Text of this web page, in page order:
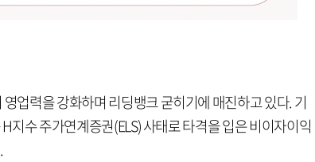
업력을 강화하며 리딩뱅크 굳히기에 매진하고 있다. 기
지수 주가연계증권(ELS) 사태로 타격을 입은 비이자이익